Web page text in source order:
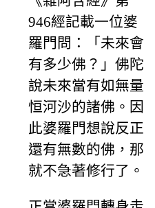
946經記載一位婆
羅門問：「未來會
有多少佛？」佛陀
說未來當有如無量
恒河沙的諸佛。因
此婆羅門想說反正
還有無數的佛，那
就不急著修行了。